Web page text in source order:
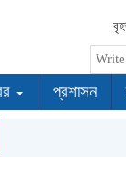
প্রশাসন